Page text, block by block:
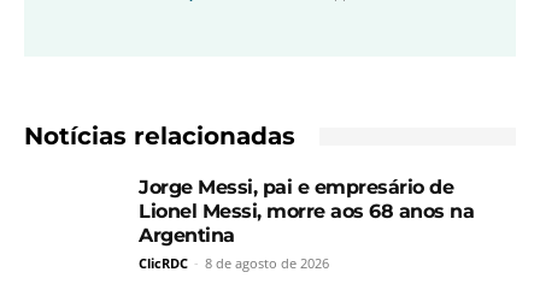
Notícias relacionadas
Jorge Messi, pai e empresário de
Lionel Messi, morre aos 68 anos na
Argentina
ClicRDC - 8 de agosto de 2026